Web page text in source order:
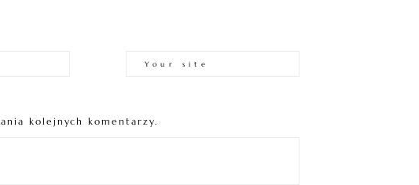
kolejnych komentarzy.